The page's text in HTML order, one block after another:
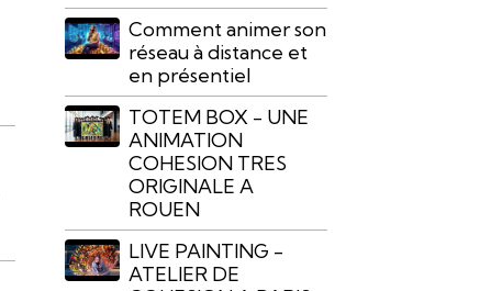
Comment animer son
réseau à distance et
en présentiel
TOTEM BOX - UNE
ANIMATION
COHESION TRES
ORIGINALE A
ROUEN
LIVE PAINTING -
ATELIER DE